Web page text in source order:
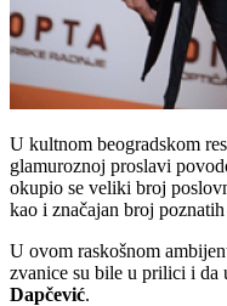
U kultnom beogradskom
glamuroznoj proslavi
okupio se veliki broj
kao i značajan broj
U ovom raskošnom
zvanice su bile u prilici i da
Dapčević.